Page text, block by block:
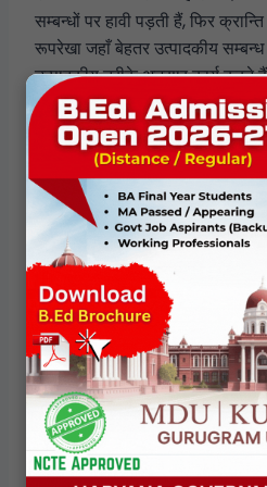
सम्बन्धों पर हावी पड़ती हैं, फिर
रूपरेखा जहाँ बेहतर उत्पादकीय
उत्पादकीय तरीके अनुसार कार्य
के फलस्वरूप इन दोनों में संघर्ष और फिर
विकास का यह क्रम वर्ग युद्ध तथा उसके
रहता है।
एक वर्गीय समाज का एक अंकित लक्षण
कारण वर्गों के बीच प्रतिद्वन्द्विता व
वर्गीय हित की रक्षा के लिए | जो वर्ग
है, वह वर्गीय शासन स्थापित करता है।
नहीं है।” – मार्क्स ने इस तथ्य पर बल
होता है कि मार्क्स पूंजीवादी समाज में
मानते हैं।
अतिरिक्त मूल्य